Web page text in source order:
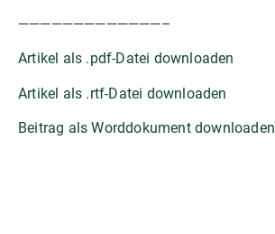
—————————————–
Artikel als .pdf-Datei downloaden
Artikel als .rtf-Datei downloaden
Beitrag als Worddokument downloaden